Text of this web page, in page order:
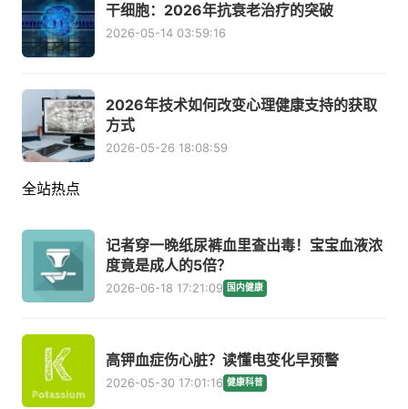
干细胞：2026年抗衰老治疗的突破
2026-05-14 03:59:16
2026年技术如何改变心理健康支持的获取
方式
2026-05-26 18:08:59
全站热点
记者穿一晚纸尿裤血里查出毒！宝宝血液浓
度竟是成人的5倍？
2026-06-18 17:21:09 国内健康
高钾血症伤心脏？读懂电变化早预警
2026-05-30 17:01:16 健康科普